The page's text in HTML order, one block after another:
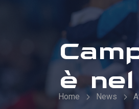
è
Home News